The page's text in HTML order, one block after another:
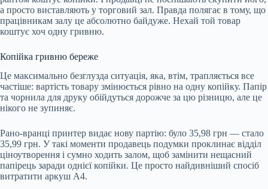
а просто виставляють у торговий зал. Правда полягає в тому, що
працівникам залу це абсолютно байдуже. Нехай той товар
коштує хоч одну гривню.
Копійка гривню береже
Це максимально безглузда ситуація, яка, втім, трапляється все
частіше: вартість товару змінюється рівно на одну копійку. Папір
та чорнила для друку обійдуться дорожче за цю різницю, але це
нікого не зупиняє.
Рано-вранці принтер видає нову партію: було 35,98 грн — стало
35,99 грн. У такі моменти продавець подумки проклинає відділ
ціноутворення і сумно ходить залом, щоб замінити нещасний
папірець заради однієї копійки. Це просто найдивніший спосіб
витратити аркуш А4.